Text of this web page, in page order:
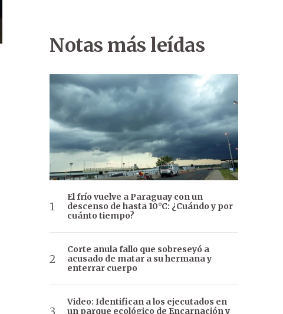
Notas más leídas
El frío vuelve a Paraguay con un
descenso de hasta 10°C: ¿Cuándo y por
cuánto tiempo?
Corte anula fallo que sobreseyó a
acusado de matar a su hermana y
enterrar cuerpo
Video: Identifican a los ejecutados en
un parque ecológico de Encarnación y